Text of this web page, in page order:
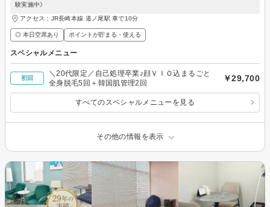
験実施中》
アクセス：JR長崎本線 道ノ尾駅 車で10分
◎ 本日空席あり ポイントが貯まる・使える
スペシャルメニュー
初回
＼20代限定／自己処理卒業♪顔ＶＩＯ込まるごと
全身脱毛5回＋韓国肌管理2回
￥29,700
すべてのスペシャルメニューを見る
その他の情報を表示